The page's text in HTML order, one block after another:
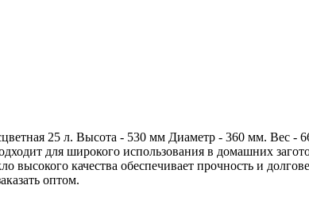
25 л. Высота - 530 мм Диаметр - 360 мм. Вес -
для широкого использования в домашних
качества обеспечивает прочность и
оптом.